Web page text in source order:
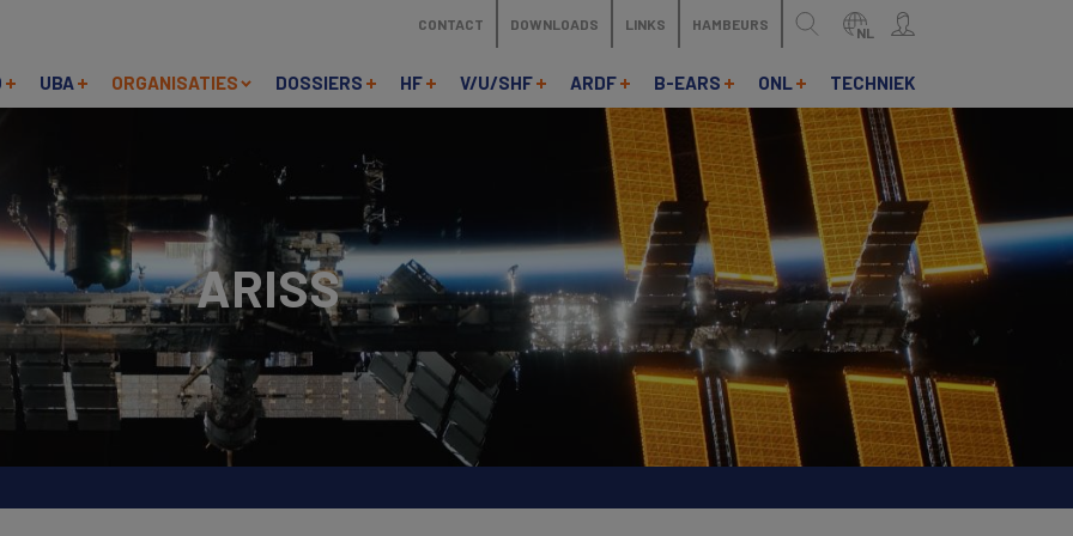
CONTACT DOWNLOADS LINKS HAMBEURS NL
UBA ORGANISATIES DOSSIERS HF V/U/SHF ARDF B-EARS ONL TECHNIEK
ARISS